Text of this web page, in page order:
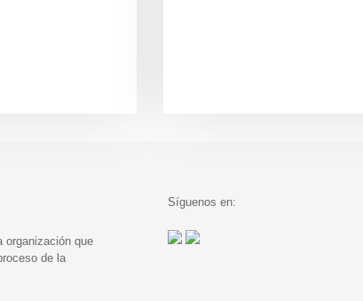
organización que
de la
Síguenos en: